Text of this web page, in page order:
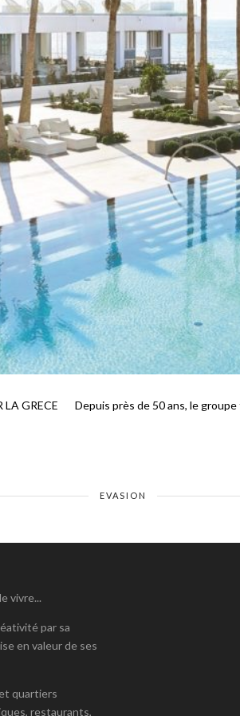
LA GRECE Depuis près de 50 ans, le
EVASION
vivre...
par sa
en valeur de ses
quartiers
restaurants,